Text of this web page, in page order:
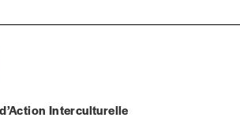
Interculturelle